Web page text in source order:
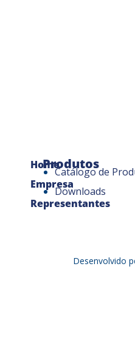
Home
Empresa
Representantes
Produtos
Catálogo de
Downloads
Desenvolvido